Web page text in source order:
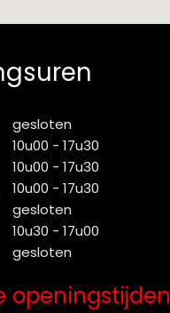
gesloten
10u00 - 17u30
10u00 - 17u30
10u00 - 17u30
gesloten
10u30 - 17u00
gesloten
openingstijden